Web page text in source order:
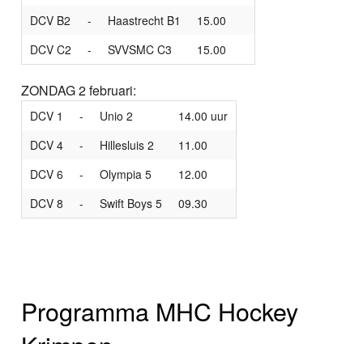
DCV B2
- Haastrecht B1
15.00
DCV C2
- SVVSMC C3 15.00
ZONDAG 2 februari:
DCV 1 - Unio 2
14.00 uur
DCV 4
- Hillesluis 2
11.00
DCV 6
- Olympia 5
12.00
DCV 8
- Swift Boys 5 09.30
Programma MHC Hockey